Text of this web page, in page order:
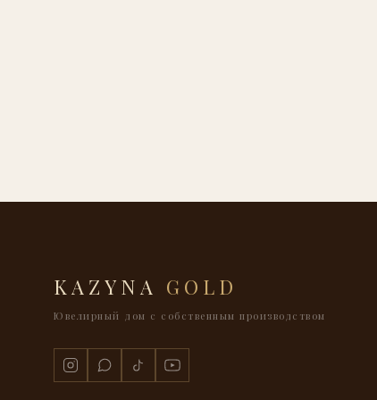
KAZYNA GOLD
Ювелирный дом с собственным производством